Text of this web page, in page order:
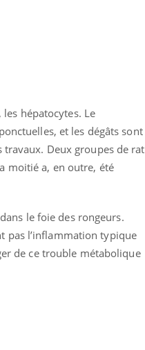
hépatocytes. Le
et les dégâts sont
travaux. Deux groupes de rat
moitié a, en outre, été
le foie des rongeurs.
pas l’inflammation typique
de ce trouble métabolique